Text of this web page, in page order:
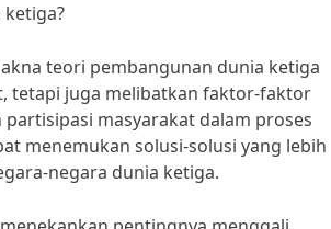
teori pembangunan dunia ketiga
tetapi juga melibatkan faktor-faktor
masyarakat dalam proses
menemukan solusi-solusi yang lebih
negara dunia ketiga.